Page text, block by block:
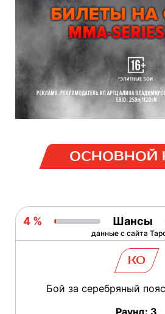
ОСНОВНОЙ
4 % Шансы
данные с сайта
KO
Бой за серебряный